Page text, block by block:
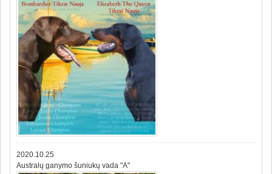
2020.10.25
Australų ganymo šuniukų vada "A"